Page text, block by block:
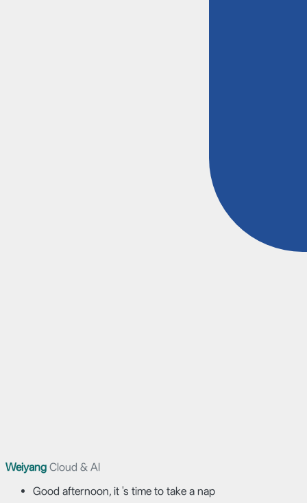
Weiyang Cloud & AI
Good afternoon, it 's time to take a nap